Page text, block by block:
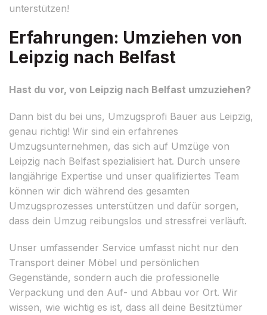
unterstützen!
Erfahrungen: Umziehen von
Leipzig nach Belfast
Hast du vor, von Leipzig nach Belfast umzuziehen?
Dann bist du bei uns, Umzugsprofi Bauer aus Leipzig,
genau richtig! Wir sind ein erfahrenes
Umzugsunternehmen, das sich auf Umzüge von
Leipzig nach Belfast spezialisiert hat. Durch unsere
langjährige Expertise und unser qualifiziertes Team
können wir dich während des gesamten
Umzugsprozesses unterstützen und dafür sorgen,
dass dein Umzug reibungslos und stressfrei verläuft.
Unser umfassender Service umfasst nicht nur den
Transport deiner Möbel und persönlichen
Gegenstände, sondern auch die professionelle
Verpackung und den Auf- und Abbau vor Ort. Wir
wissen, wie wichtig es ist, dass all deine Besitztümer